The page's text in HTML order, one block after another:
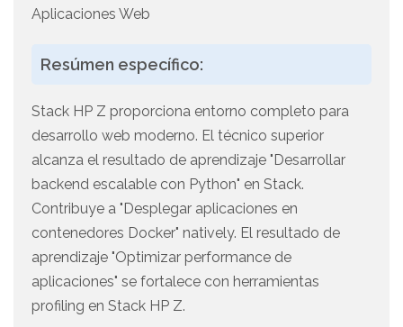
Aplicaciones Web
Resúmen específico:
Stack HP Z proporciona entorno completo para
desarrollo web moderno. El técnico superior
alcanza el resultado de aprendizaje "Desarrollar
backend escalable con Python" en Stack.
Contribuye a "Desplegar aplicaciones en
contenedores Docker" natively. El resultado de
aprendizaje "Optimizar performance de
aplicaciones" se fortalece con herramientas
profiling en Stack HP Z.